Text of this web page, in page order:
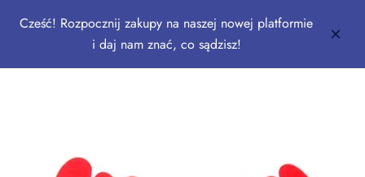
Cześć! Rozpocznij zakupy na naszej nowej platformie
i daj nam znać, co sądzisz!